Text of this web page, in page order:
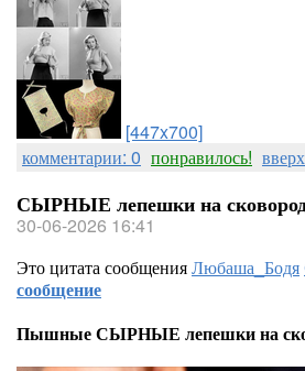
[447x700]
комментарии: 0 понравилось!
СЫРНЫЕ лепешки на
30-06-2026 16:41
Это цитата сообщенияЛюбаша_Бодя
сообщение
Пышные СЫРНЫЕ лепешки на